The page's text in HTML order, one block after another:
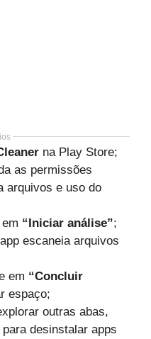
na Play Store;
as permissões
arquivos e uso do
“Iniciar análise”;
escaneia arquivos
em “Concluir
espaço;
outras abas,
para desinstalar apps